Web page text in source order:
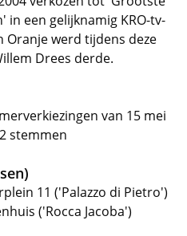
een gelijknamig KRO-tv-
Oranje werd tijdens deze
Drees derde.
van 15 mei
stemmen
11 ('Palazzo di Pietro')
('Rocca Jacoba')